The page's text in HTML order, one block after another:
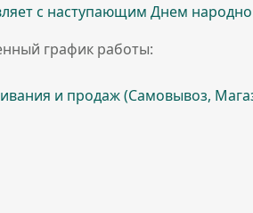
с наступающим Днем
график работы:
и продаж (Самовывоз,